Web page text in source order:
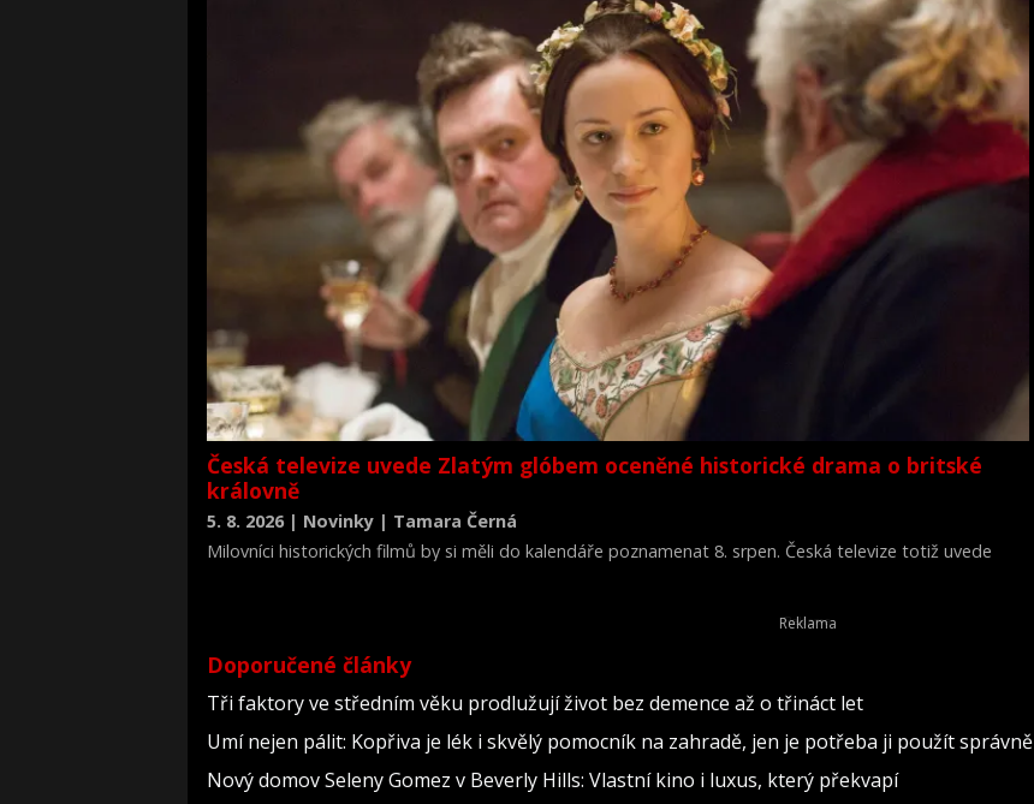
Česká televize uvede Zlatým glóbem oceněné historické drama o britské
královně
5. 8. 2026 | Novinky | Tamara Černá
Milovníci historických filmů by si měli do kalendáře poznamenat 8. srpen. Česká televize totiž uvede
Doporučené články
Tři faktory ve středním věku prodlužují život bez demence až o třináct let
Umí nejen pálit: Kopřiva je lék i skvělý pomocník na zahradě, jen je potřeba ji použít správně
Nový domov Seleny Gomez v Beverly Hills: Vlastní kino i luxus, který překvapí